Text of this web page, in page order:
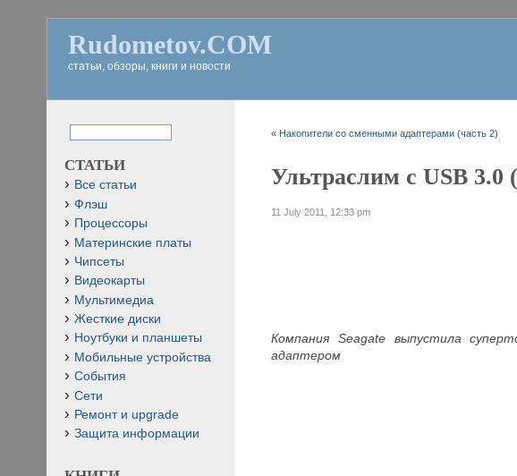
Rudometov.COM
статьи, обзоры, книги и новости
« Накопители со сменными адаптерами (часть 2)
Ультраслим с USB 3.0
11 July 2011, 12:33 pm
Компания Seagate
выпустила
адаптером
СТАТЬИ
Все статьи
Флэш
Процессоры
Материнские платы
Чипсеты
Видеокарты
Мультимедиа
Жесткие диски
Ноутбуки и планшеты
Мобильные устройства
События
Сети
Ремонт и upgrade
Защита информации